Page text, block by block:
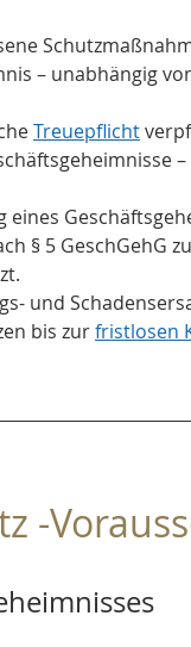
– unabhängig
Treuepflicht
eines
§ 5 GeschGehG
und
bis zur fristlosen
-